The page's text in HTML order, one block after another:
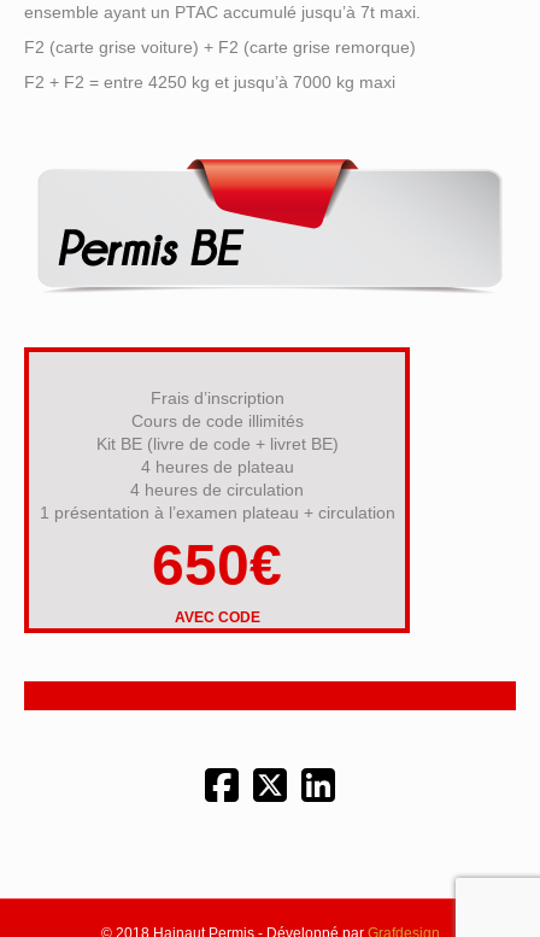
ensemble ayant un PTAC accumulé jusqu’à 7t maxi.
F2 (carte grise voiture) + F2 (carte grise remorque)
F2 + F2 = entre 4250 kg et jusqu’à 7000 kg maxi
Frais d’inscription
Cours de code illimités
Kit BE (livre de code + livret BE)
4 heures de plateau
4 heures de circulation
1 présentation à l’examen plateau + circulation
650€
AVEC CODE
© 2018 Hainaut Permis - Développé par Grafdesign